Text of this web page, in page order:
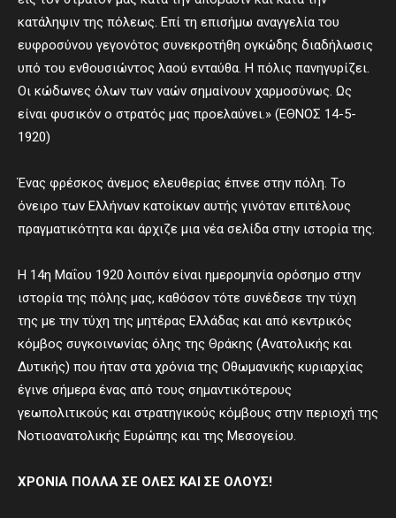
κατάληψιν της πόλεως. Επί τη επισήμω αναγγελία του
ευφροσύνου γεγονότος συνεκροτήθη ογκώδης διαδήλωσις
υπό του ενθουσιώντος λαού ενταύθα. Η πόλις πανηγυρίζει.
Οι κώδωνες όλων των ναών σημαίνουν χαρμοσύνως. Ως
είναι φυσικόν ο στρατός μας προελαύνει.» (ΕΘΝΟΣ 14-5-
1920)
Ένας φρέσκος άνεμος ελευθερίας έπνεε στην πόλη. Το
όνειρο των Ελλήνων κατοίκων αυτής γινόταν επιτέλους
πραγματικότητα και άρχιζε μια νέα σελίδα στην ιστορία της.
Η 14η Μαΐου 1920 λοιπόν είναι ημερομηνία ορόσημο στην
ιστορία της πόλης μας, καθόσον τότε συνέδεσε την τύχη
της με την τύχη της μητέρας Ελλάδας και από κεντρικός
κόμβος συγκοινωνίας όλης της Θράκης (Ανατολικής και
Δυτικής) που ήταν στα χρόνια της Οθωμανικής κυριαρχίας
έγινε σήμερα ένας από τους σημαντικότερους
γεωπολιτικούς και στρατηγικούς κόμβους στην περιοχή της
Νοτιοανατολικής Ευρώπης και της Μεσογείου.
ΧΡΟΝΙΑ ΠΟΛΛΑ ΣΕ ΟΛΕΣ ΚΑΙ ΣΕ ΟΛΟΥΣ!